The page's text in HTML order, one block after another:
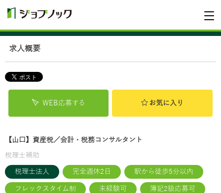
求人概要
WEB応募する お気に入り
【山口】資産税／会計・税務コンサルタント
税理士補助
税理士法人 完全週休2日 駅から徒歩5分以内
フレックスタイム制 未経験可 簿記2級応募可